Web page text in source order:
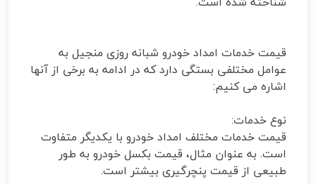
قیمت خدمات امداد خودرو شبانه روزی منجیل به
عوامل مختلفی بستگی دارد که در ادامه به برخی از آنها
اشاره می کنیم:
نوع خدمات:
قیمت خدمات مختلف امداد خودرو با یکدیگر متفاوت
است. به عنوان مثال، قیمت بکسل خودرو به طور
طبیعی از قیمت پنچرگیری بیشتر است.